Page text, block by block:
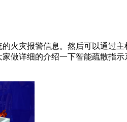
火灾报警信息。然后可以通过主
做详细的介绍一下智能疏散指